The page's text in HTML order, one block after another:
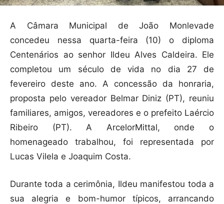
A Câmara Municipal de João Monlevade
concedeu nessa quarta-feira (10) o diploma
Centenários ao senhor Ildeu Alves Caldeira. Ele
completou um século de vida no dia 27 de
fevereiro deste ano. A concessão da honraria,
proposta pelo vereador Belmar Diniz (PT), reuniu
familiares, amigos, vereadores e o prefeito Laércio
Ribeiro (PT). A ArcelorMittal, onde o
homenageado trabalhou, foi representada por
Lucas Vilela e Joaquim Costa.
Durante toda a cerimônia, Ildeu manifestou toda a
sua alegria e bom-humor típicos, arrancando